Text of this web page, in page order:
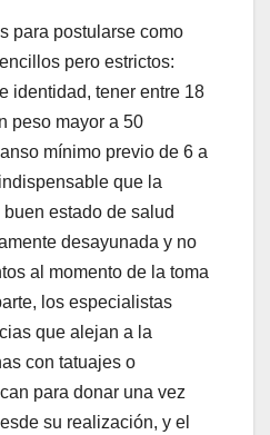
para postularse como
pero estrictos:
identidad, tener entre 18
peso mayor a 50
mínimo previo de 6 a
que la
estado de salud
desayunada y no
al momento de la toma
los especialistas
que alejan a la
con tatuajes o
para donar una vez
su realización, y el